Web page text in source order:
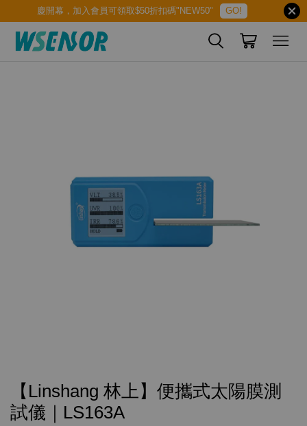
慶開幕，加入會員可領取$50折扣碼"NEW50" GO!
【Linshang 林上】便攜式太陽膜測
試儀｜LS163A